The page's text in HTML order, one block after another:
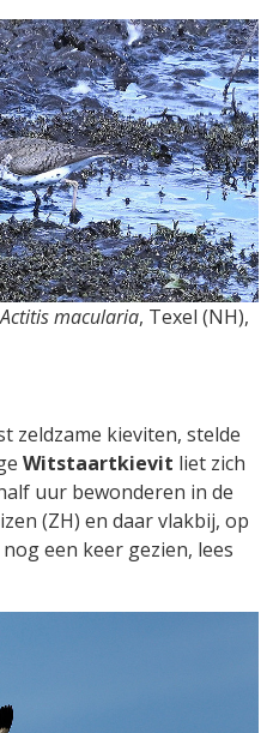
Actitis macularia, Texel (NH),
zeldzame kieviten, stelde
Witstaartkievit liet zich
uur bewonderen in de
(ZH) en daar vlakbij, op
een keer gezien, lees